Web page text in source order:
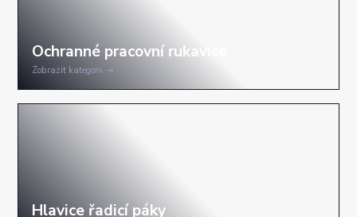
Zobrazit kategorii